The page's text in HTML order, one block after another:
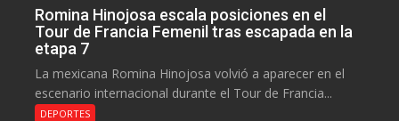
Romina Hinojosa escala posiciones en el
Tour de Francia Femenil tras escapada en la
etapa 7
La mexicana Romina Hinojosa volvió a aparecer en el
escenario internacional durante el Tour de Francia...
DEPORTES